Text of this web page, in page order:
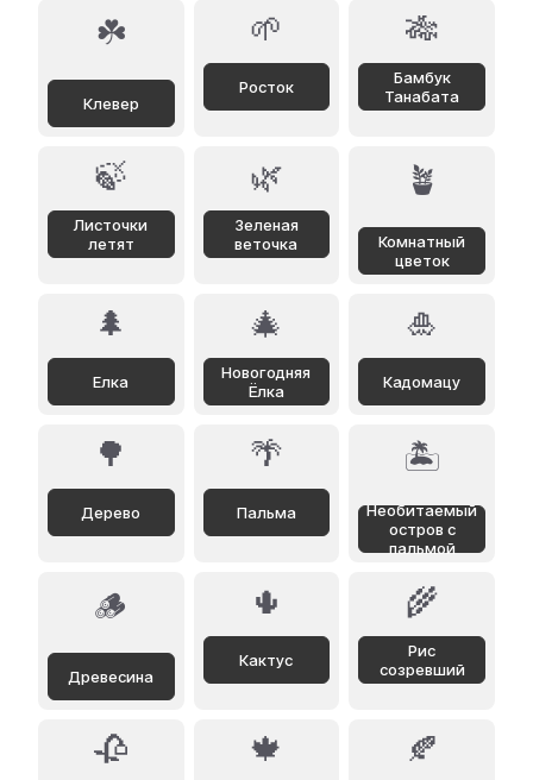
☘️
Клевер
🌱
Росток
🎋
Бамбук
Танабата
🍃
Листочки
летят
🌿
Зеленая
веточка
🪴
Комнатный
цветок
🌲
Елка
🎄
Новогодняя
Ёлка
🎍
Кадомацу
🌳
Дерево
🌴
Пальма
🏝️
Необитаемый
остров с
пальмой
🪵
Древесина
🌵
Кактус
🌾
Рис
созревший
🥀 🍁 🍂